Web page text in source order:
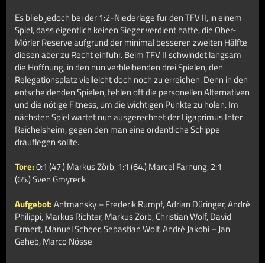
Es blieb jedoch bei der 1:2-Niederlage für den TFV II, in einem
Spiel, dass eigentlich keinen Sieger verdient hatte, die Ober-
Mörler Reserve aufgrund der minimal besseren zweiten Hälfte
diesen aber zu Recht einfuhr. Beim TFV II schwindet langsam
die Hoffnung, in den nun verbleibenden drei Spielen, den
Relegationsplatz vielleicht doch noch zu erreichen. Denn in den
entscheidenden Spielen, fehlen oft die personellen Alternativen
und die nötige Fitness, um die wichtigen Punkte zu holen. Im
nächsten Spiel wartet nun ausgerechnet der Ligaprimus Inter
Reichelsheim, gegen den man eine ordentliche Schippe
drauflegen sollte.
Tore:0:1 (47.) Markus Zörb, 1:1 (64.) Marcel Farnung, 2:1
(65.) Sven Gmyreck
Aufgebot:Antmansky – Frederik Rumpf, Adrian Düringer, André
Philippi, Markus Richter, Markus Zörb, Christian Wolf, David
Ermert, Manuel Scheer, Sebastian Wolf, André Jakobi – Jan
Geheb, Marco Nösse